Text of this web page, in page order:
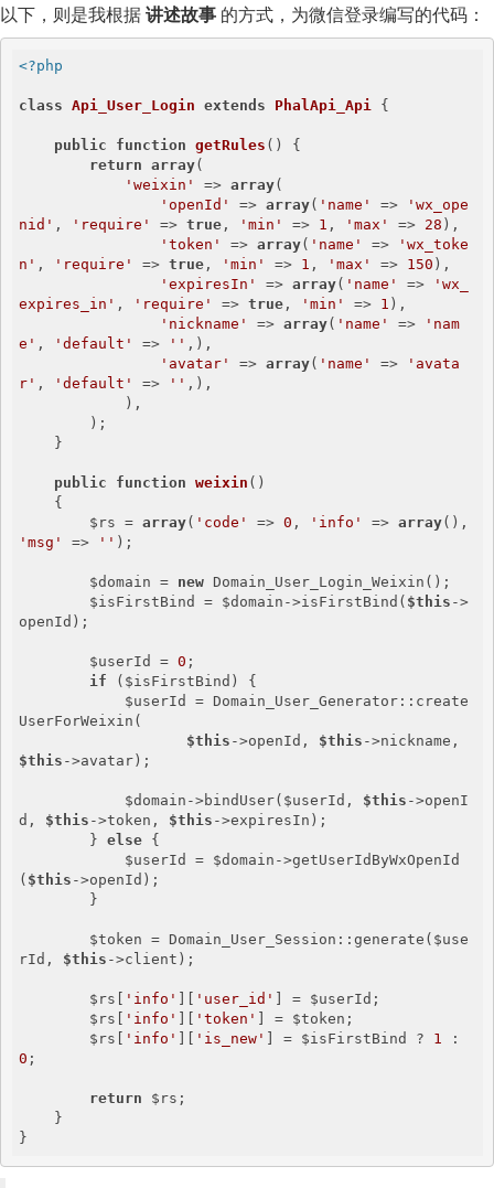
以下，则是我根据讲述故事 的方式，为微信登录编写的代码：
<?php
class Api_User_Login extends PhalApi_Api {
public function getRules ()
{
return array(
'weixin'
=> array(
'openId'
=> array( 'name' =>
'wx_ope
nid' , 'require' => true , 'min' => 1 , 'max' => 28 ),
'token'
=> array( 'name' =>
'wx_toke
n' , 'require' => true , 'min' => 1 , 'max' => 150 ),
'expiresIn'
=> array( 'name' =>
'wx_
expires_in' , 'require' => true , 'min' => 1 ),
'nickname'
=> array( 'name' =>
'nam
e' , 'default' => '' ,),
'avatar'
=> array( 'name' =>
'avata
r' , 'default' => '' ,),
public function weixin ()
{
        $rs =
array( 'code' => 0 , 'info' => array
'msg'
=> '' );
        $domain =
new Domain_User_Login_Weixin();
        $isFirstBind = $domain->isFirstBind(
$this ->
openId);
        $userId =
0 ;
if ($isFirstBind) {
UserForWeixin(
$this ->openId, $this
$this ->avatar);
            $domain->bindUser($userId,
$this ->openI
d, $this ->token, $this ->expiresIn);
        }
else {
( $this ->openId);
rId, $this ->client);
        $rs[
'info' 'user_id'
] = $userId;
        $rs[
'info' 'token'
] = $token;
        $rs[
'info' 'is_new' ] = $isFirstBind ? 1
0 ;
return $rs;
}